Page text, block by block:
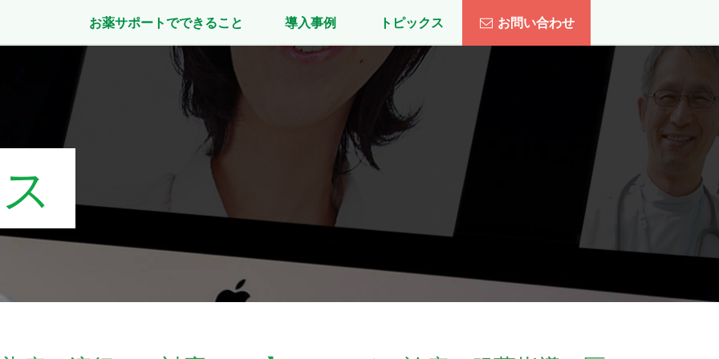
お薬サポートでできること 導入事例 トピックス お問い合わせ